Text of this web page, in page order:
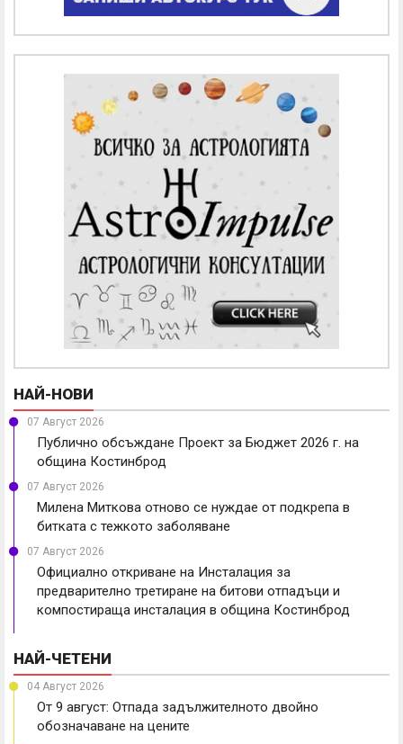
НАЙ-НОВИ
07 Август 2026
Публично обсъждане Проект за Бюджет 2026 г. на
община Костинброд
07 Август 2026
Милена Миткова отново се нуждае от подкрепа в
битката с тежкото заболяване
07 Август 2026
Официално откриване на Инсталация за
предварително третиране на битови отпадъци и
компостираща инсталация в община Костинброд
НАЙ-ЧЕТЕНИ
04 Август 2026
От 9 август: Отпада задължителното двойно
обозначаване на цените